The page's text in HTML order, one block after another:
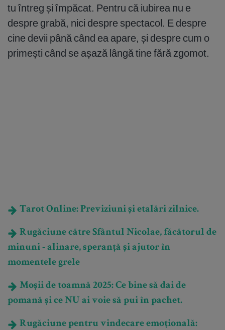
tu întreg și împăcat. Pentru că iubirea nu e
despre grabă, nici despre spectacol. E despre
cine devii până când ea apare, și despre cum o
primești când se așază lângă tine fără zgomot.
Tarot Online: Previziuni și etalări zilnice.
Rugăciune către Sfântul Nicolae, făcătorul de
minuni - alinare, speranță și ajutor în
momentele grele
Moșii de toamnă 2025: Ce bine să dai de
pomană și ce NU ai voie să pui în pachet.
Rugăciune pentru vindecare emoțională: